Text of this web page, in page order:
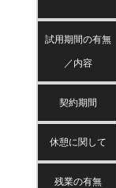
試用期間の有無
／内容
契約期間
休憩に関して
残業の有無